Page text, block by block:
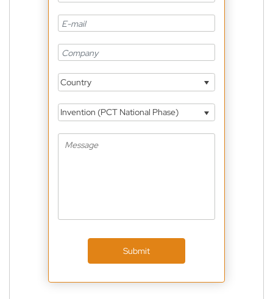
Country
Invention (PCT National Phase)
Submit